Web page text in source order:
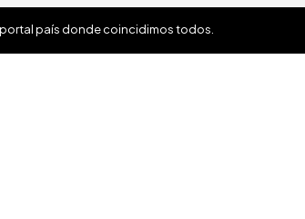
portal país donde coincidimos todos.